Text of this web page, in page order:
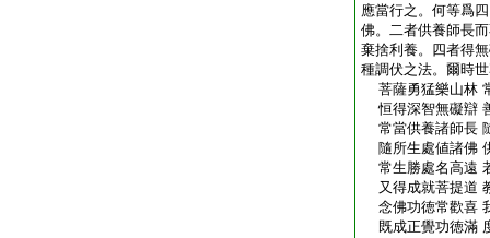
應當行之。何等爲
佛。二者供養師長
棄捨利養。四者得
種調伏之法。爾時
菩薩勇猛樂山林
恒得深智無礙辯
常當供養諸師長
隨所生處値諸佛
常生勝處名高遠
又得成就菩提道
念佛功徳常歡喜
既成正覺功徳滿